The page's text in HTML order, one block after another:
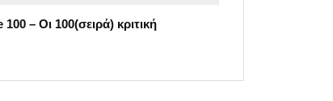
100 – Οι 100(σειρά) κριτική